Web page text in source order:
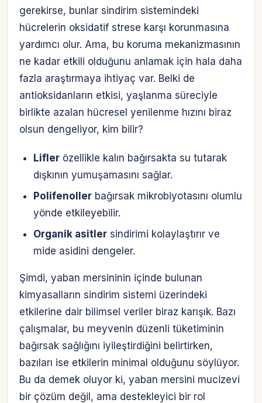
gerekirse, bunlar sindirim sistemindeki
hücrelerin oksidatif strese karşı korunmasına
yardımcı olur. Ama, bu koruma mekanizmasının
ne kadar etkili olduğunu anlamak için hala daha
fazla araştırmaya ihtiyaç var. Belki de
antioksidanların etkisi, yaşlanma süreciyle
birlikte azalan hücresel yenilenme hızını biraz
olsun dengeliyor, kim bilir?
Liflerözellikle kalın bağırsakta su tutarak
dışkının yumuşamasını sağlar.
Polifenollerbağırsak mikrobiyotasını olumlu
yönde etkileyebilir.
Organik asitlersindirimi kolaylaştırır ve
mide asidini dengeler.
Şimdi, yaban mersininin içinde bulunan
kimyasalların sindirim sistemi üzerindeki
etkilerine dair bilimsel veriler biraz karışık. Bazı
çalışmalar, bu meyvenin düzenli tüketiminin
bağırsak sağlığını iyileştirdiğini belirtirken,
bazıları ise etkilerin minimal olduğunu söylüyor.
Bu da demek oluyor ki, yaban mersini mucizevi
bir çözüm değil, ama destekleyici bir rol